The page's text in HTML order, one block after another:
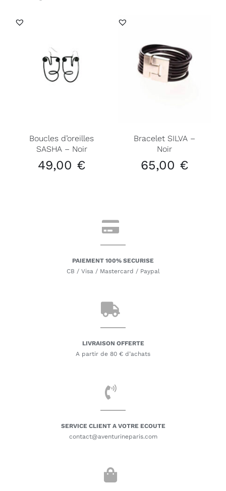
Boucles d’oreilles
SASHA – Noir
49,00 €
Bracelet SILVA –
Noir
65,00 €
PAIEMENT 100% SECURISE
CB / Visa / Mastercard / Paypal
LIVRAISON OFFERTE
A partir de 80 € d’achats
SERVICE CLIENT A VOTRE ECOUTE
contact@aventurineparis.com